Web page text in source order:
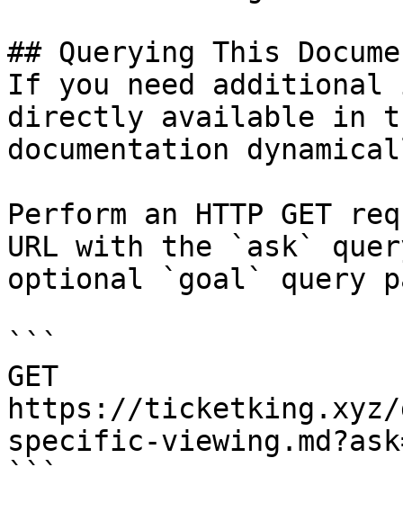
## Querying This
If you need
directly available in
documentation
Perform an HTTP GET
URL with the `ask`
optional `goal` query
```
GET
https://
specific-
```